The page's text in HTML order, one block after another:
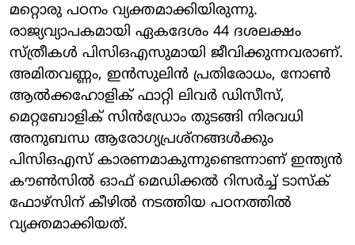
മറ്റൊരു പഠനം വ്യക്തമാക്കിയിരുന്നു.
രാജ്യവ്യാപകമായി ഏകദേശം 44 ദശലക്ഷം
സ്ത്രീകൾ പിസിഒഎസുമായി ജീവിക്കുന്നവരാണ്.
അമിതവണ്ണം, ഇൻസുലിൻ പ്രതിരോധം, നോൺ
ആൽക്കഹോളിക് ഫാറ്റി ലിവർ ഡിസീസ്,
മെറ്റബോളിക് സിൻഡ്രോം തുടങ്ങി നിരവധി
അനുബന്ധ ആരോഗ്യപ്രശ്നങ്ങൾക്കും
പിസിഒഎസ് കാരണമാകുന്നുണ്ടെന്നാണ് ഇന്ത്യൻ
കൗൺസിൽ ഓഫ് മെഡിക്കൽ റിസർച്ച് ടാസ്ക്
ഫോഴ്സിന് കീഴിൽ നടത്തിയ പഠനത്തിൽ
വ്യക്തമാക്കിയത്.